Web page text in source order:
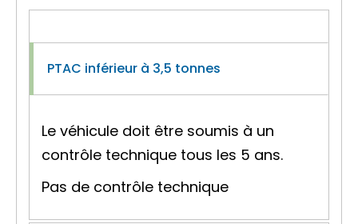
PTAC inférieur à 3,5 tonnes
Le véhicule doit être soumis à un
contrôle technique tous les 5 ans.
Pas de contrôle technique